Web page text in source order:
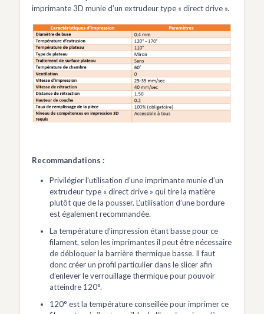
imprimante 3D munie d’un extrudeur type « direct drive ».
Recommandations :
Privilégier l’utilisation d’une imprimante munie d’un
extrudeur type « direct drive » qui tire la matière
plutôt que de la pousser. L’utilisation d’une bordure
est également recommandée.
La température d’impression étant basse pour ce
filament, selon les imprimantes il peut être nécessaire
de débloquer la barrière thermique basse. Il faut
donc créer un profil particulier dans le slicer afin
d’enlever le verrouillage thermique pour pouvoir
atteindre 120°.
120° est la température conseillée pour imprimer ce